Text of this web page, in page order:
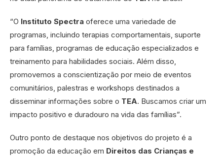
“O Instituto Spectra oferece uma variedade de
programas, incluindo terapias comportamentais, suporte
para famílias, programas de educação especializados e
treinamento para habilidades sociais. Além disso,
promovemos a conscientização por meio de eventos
comunitários, palestras e workshops destinados a
disseminar informações sobre o TEA. Buscamos criar um
impacto positivo e duradouro na vida das famílias”.
Outro ponto de destaque nos objetivos do projeto é a
promoção da educação em Direitos das Crianças e